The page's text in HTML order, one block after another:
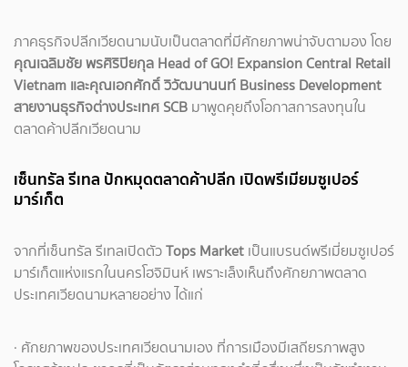
ภาคธุรกิจปลีกเวียดนามนับเป็นตลาดที่มีศักยภาพน่าจับตามอง โดย
คุณเฉลิมชัย พรศิริปิยกุล Head of GO! Expansion Central Retail
Vietnam และคุณเอกศักดิ์ วิวัฒนานนท์ Business Development
สายงานธุรกิจต่างประเทศ SCB มาพูดคุยถึงโอกาสการลงทุนใน
ตลาดค้าปลีกเวียดนาม
เซ็นทรัล รีเทล ปักหมุดตลาดค้าปลีก เปิดพรีเมียมซูเปอร์
มาร์เก็ต
จากที่เซ็นทรัล รีเทลเปิดตัวTops Market เป็นแบรนด์พรีเมี่ยมซูเปอร์
มาร์เก็ตแห่งแรกในนครโฮจิมินห์ เพราะเล็งเห็นถึงศักยภาพตลาด
ประเทศเวียดนามหลายอย่าง ได้แก่
· ศักยภาพของประเทศเวียดนามเอง ที่การเมืองมีเสถียรภาพสูง